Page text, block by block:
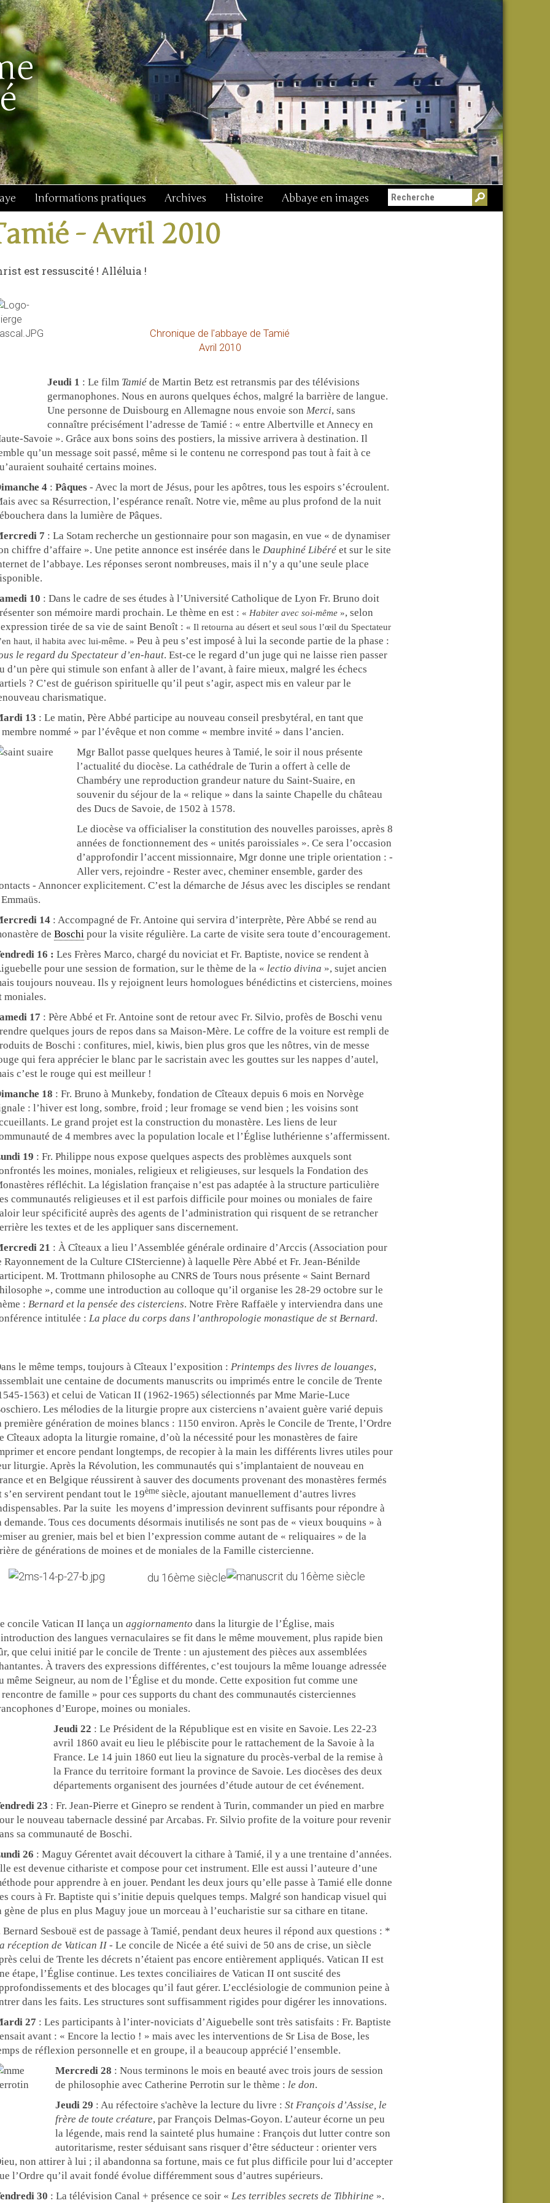
Informations pratiques Archives Histoire Abbaye en images
- Avril 2010
est ressuscité ! Alléluia !
Chronique de l'abbaye de Tamié
Avril 2010
Jeudi 1 : Le film Tamiéde Martin Betz est retransmis par des télévisions
germanophones. Nous en aurons quelques échos, malgré la barrière de langue.
Une personne de Duisbourg en Allemagne nous envoie son Merci, sans
connaître précisément l’adresse de Tamié : « entre Albertville et Annecy en
Savoie ». Grâce aux bons soins des postiers, la missive arrivera à destination. Il
qu’un message soit passé, même si le contenu ne correspond pas tout à fait à ce
souhaité certains moines.
4: Pâques- Avec la mort de Jésus, pour les apôtres, tous les espoirs s’écroulent.
avec sa Résurrection, l’espérance renaît. Notre vie, même au plus profond de la nuit
dans la lumière de Pâques.
7 : La Sotam recherche un gestionnaire pour son magasin, en vue « de dynamiser
chiffre d’affaire ». Une petite annonce est insérée dans le Dauphiné Libéréet sur le site
de l’abbaye. Les réponses seront nombreuses, mais il n’y a qu’une seule place
10 : Dans le cadre de ses études à l’Université Catholique de Lyon Fr. Bruno doit
son mémoire mardi prochain. Le thème en est : « Habiter avec soi-même», selon
tirée de sa vie de saint Benoît : « Il retourna au désert et seul sous l’œil du Spectateur
haut, il habita avec lui-même. » Peu à peu s’est imposé à lui la seconde partie de la phase :
le regard du Spectateur d’en-haut. Est-ce le regard d’un juge qui ne laisse rien passer
d’un père qui stimule son enfant à aller de l’avant, à faire mieux, malgré les échecs
? C’est de guérison spirituelle qu’il peut s’agir, aspect mis en valeur par le
charismatique.
13 : Le matin, Père Abbé participe au nouveau conseil presbytéral, en tant que
membre nommé » par l’évêque et non comme « membre invité » dans l’ancien.
Mgr Ballot passe quelques heures à Tamié, le soir il nous présente
l’actualité du diocèse. La cathédrale de Turin a offert à celle de
Chambéry une reproduction grandeur nature du Saint-Suaire, en
souvenir du séjour de la « relique » dans la sainte Chapelle du château
des Ducs de Savoie, de 1502 à 1578.
Le diocèse va officialiser la constitution des nouvelles paroisses, après 8
années de fonctionnement des « unités paroissiales ». Ce sera l’occasion
d’approfondir l’accent missionnaire, Mgr donne une triple orientation : -
Aller vers, rejoindre - Rester avec, cheminer ensemble, garder des
- Annoncer explicitement. C’est la démarche de Jésus avec les disciples se rendant
14: Accompagné de Fr. Antoine qui servira d’interprète, Père Abbé se rend au
de Boschipour la visite régulière. La carte de visite sera toute d’encouragement.
16 : Les Frères Marco, chargé du noviciat et Fr. Baptiste, novice se rendent à
pour une session de formation, sur le thème de la « lectio divina », sujet ancien
toujours nouveau. Ils y rejoignent leurs homologues bénédictins et cisterciens, moines
moniales.
17 : Père Abbé et Fr. Antoine sont de retour avec Fr. Silvio, profès de Boschi venu
quelques jours de repos dans sa Maison-Mère. Le coffre de la voiture est rempli de
de Boschi : confitures, miel, kiwis, bien plus gros que les nôtres, vin de messe
qui fera apprécier le blanc par le sacristain avec les gouttes sur les nappes d’autel,
c’est le rouge qui est meilleur !
18 : Fr. Bruno à Munkeby, fondation de Cîteaux depuis 6 mois en Norvège
: l’hiver est long, sombre, froid ; leur fromage se vend bien ; les voisins sont
Le grand projet est la construction du monastère. Les liens de leur
de 4 membres avec la population locale et l’Église luthérienne s’affermissent.
19 : Fr. Philippe nous expose quelques aspects des problèmes auxquels sont
les moines, moniales, religieux et religieuses, sur lesquels la Fondation des
réfléchit. La législation française n’est pas adaptée à la structure particulière
communautés religieuses et il est parfois difficile pour moines ou moniales de faire
leur spécificité auprès des agents de l’administration qui risquent de se retrancher
les textes et de les appliquer sans discernement.
21 : À Cîteaux a lieu l’Assemblée générale ordinaire d’Arccis (Association pour
Rayonnement de la Culture CIStercienne) à laquelle Père Abbé et Fr. Jean-Bénilde
M. Trottmann philosophe au CNRS de Tours nous présente « Saint Bernard
», comme une introduction au colloque qu’il organise les 28-29 octobre sur le
: Bernard et la pensée des cisterciens. Notre Frère Raffaële y interviendra dans une
intitulée : La place du corps dans l’anthropologie monastique de st Bernard.
le même temps, toujours à Cîteaux l’exposition : Printemps des livres de louanges,
une centaine de documents manuscrits ou imprimés entre le concile de Trente
1563) et celui de Vatican II (1962-1965) sélectionnés par Mme Marie-Luce
Les mélodies de la liturgie propre aux cisterciens n’avaient guère varié depuis
première génération de moines blancs : 1150 environ. Après le Concile de Trente, l’Ordre
Cîteaux adopta la liturgie romaine, d’où la nécessité pour les monastères de faire
et encore pendant longtemps, de recopier à la main les différents livres utiles pour
liturgie. Après la Révolution, les communautés qui s’implantaient de nouveau en
et en Belgique réussirent à sauver des documents provenant des monastères fermés
s’en servirent pendant tout le 19èmesiècle, ajoutant manuellement d’autres livres
Par la suite les moyens d’impression devinrent suffisants pour répondre à
demande. Tous ces documents désormais inutilisés ne sont pas de « vieux bouquins » à
au grenier, mais bel et bien l’expression comme autant de « reliquaires » de la
de générations de moines et de moniales de la Famille cistercienne.
du 16ème siècle
concile Vatican II lança un aggiornamento dans la liturgie de l’Église, mais
des langues vernaculaires se fit dans le même mouvement, plus rapide bien
que celui initié par le concile de Trente : un ajustement des pièces aux assemblées
À travers des expressions différentes, c’est toujours la même louange adressée
même Seigneur, au nom de l’Église et du monde. Cette exposition fut comme une
rencontre de famille » pour ces supports du chant des communautés cisterciennes
d’Europe, moines ou moniales.
Jeudi 22 : Le Président de la République est en visite en Savoie. Les 22-23
avril 1860 avait eu lieu le plébiscite pour le rattachement de la Savoie à la
France. Le 14 juin 1860 eut lieu la signature du procès-verbal de la remise à
la France du territoire formant la province de Savoie. Les diocèses des deux
départements organisent des journées d’étude autour de cet événement.
23 : Fr. Jean-Pierre et Ginepro se rendent à Turin, commander un pied en marbre
le nouveau tabernacle dessiné par Arcabas. Fr. Silvio profite de la voiture pour revenir
sa communauté de Boschi.
26 : Maguy Gérentet avait découvert la cithare à Tamié, il y a une trentaine d’années.
est devenue cithariste et compose pour cet instrument. Elle est aussi l’auteure d’une
pour apprendre à en jouer. Pendant les deux jours qu’elle passe à Tamié elle donne
cours à Fr. Baptiste qui s’initie depuis quelques temps. Malgré son handicap visuel qui
gène de plus en plus Maguy joue un morceau à l’eucharistie sur sa cithare en titane.
Bernard Sesbouë est de passage à Tamié, pendant deux heures il répond aux questions : *
réception de Vatican II- Le concile de Nicée a été suivi de 50 ans de crise, un siècle
celui de Trente les décrets n’étaient pas encore entièrement appliqués. Vatican II est
étape, l’Église continue. Les textes conciliaires de Vatican II ont suscité des
et des blocages qu’il faut gérer. L’ecclésiologie de communion peine à
dans les faits. Les structures sont suffisamment rigides pour digérer les innovations.
27 : Les participants à l’inter-noviciats d’Aiguebelle sont très satisfaits : Fr. Baptiste
avant : « Encore la lectio ! » mais avec les interventions de Sr Lisa de Bose, les
de réflexion personnelle et en groupe, il a beaucoup apprécié l’ensemble.
Mercredi 28 : Nous terminons le mois en beauté avec trois jours de session
de philosophie avec Catherine Perrotin sur le thème : le don.
Jeudi 29 : Au réfectoire s'achève la lecture du livre : St François d’Assise, le
frère de toute créature, par François Delmas-Goyon. L’auteur écorne un peu
la légende, mais rend la sainteté plus humaine : François dut lutter contre son
autoritarisme, rester séduisant sans risquer d’être séducteur : orienter vers
non attirer à lui ; il abandonna sa fortune, mais ce fut plus difficile pour lui d’accepter
l’Ordre qu’il avait fondé évolue différemment sous d’autres supérieurs.
30 : La télévision Canal + présence ce soir « Les terribles secrets de Tibhirine ».